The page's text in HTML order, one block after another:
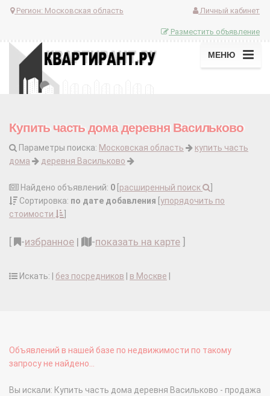
Регион: Московская область Личный кабинет
Разместить объявление
МЕНЮ
Купить часть дома деревня Васильково
Параметры поиска: Московская область
купить часть
дома
деревня Васильково
Найдено объявлений: 0 расширенный поиск
Сортировка: по дате добавления упорядочить по
стоимости
-избранное | -показать на карте
Искать: | без посредников в Москве
Объявлений в нашей базе по недвижимости по такому
запросу не найдено...
Вы искали: Купить часть дома деревня Васильково - продажа